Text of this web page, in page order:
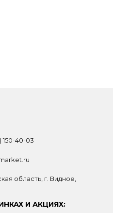
150-40-03
область, г. Видное,
И АКЦИЯХ: